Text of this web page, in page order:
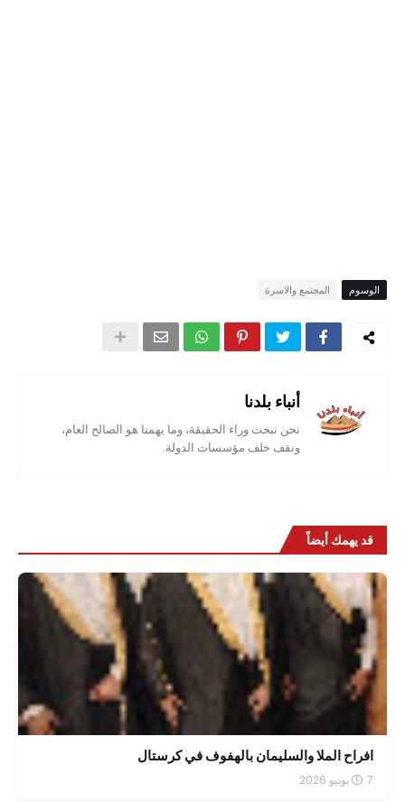
الوسوم المجتمع والاسرة
أنباء بلدنا
نحن نبحث وراء الحقيقة، وما يهمنا هو الصالح العام،
ونقف خلف مؤسسات الدولة.
قد يهمك أيضاً
افراح الملا والسليمان بالهفوف في كرستال
7 يونيو 2026